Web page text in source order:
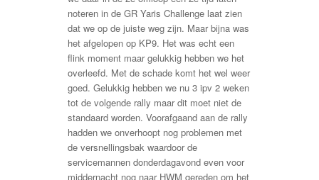
noteren in de GR Yaris Challenge laat zien
dat we op de juiste weg zijn. Maar bijna was
het afgelopen op KP9. Het was echt een
flink moment maar gelukkig hebben we het
overleefd. Met de schade komt het wel weer
goed. Gelukkig hebben we nu 3 ipv 2 weken
tot de volgende rally maar dit moet niet de
standaard worden. Voorafgaand aan de rally
hadden we onverhoopt nog problemen met
de versnellingsbak waardoor de
servicemannen donderdagavond even voor
middernacht nog naar HWM gereden om het